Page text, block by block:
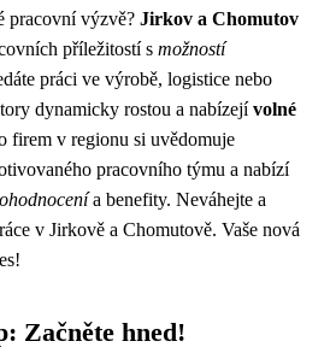
pracovní výzvě? Jirkov a Chomutov
příležitostí s možností
práci ve výrobě, logistice nebo
dynamicky rostou a nabízejívolné
firem v regionu si uvědomuje
pracovního týmu a nabízí
a benefity. Neváhejte a
v Jirkově a Chomutově. Vaše nová
Začněte hned!